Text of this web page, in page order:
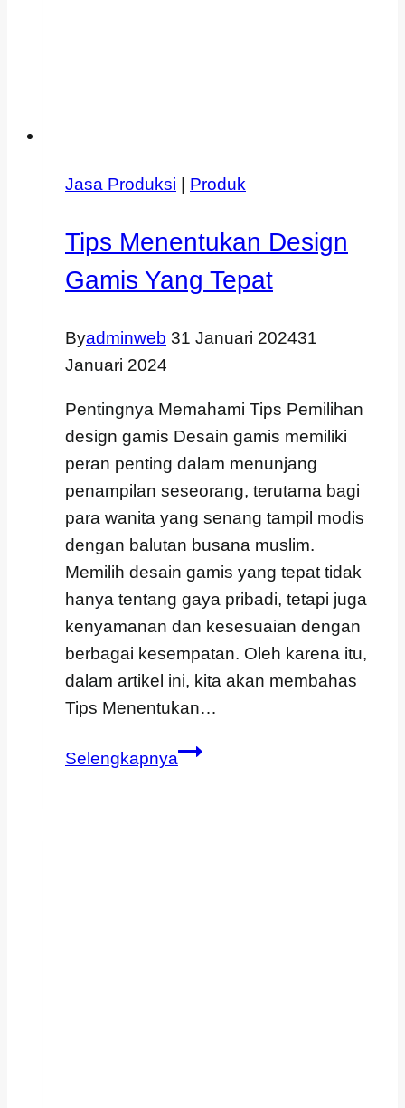
Jasa Produksi | Produk
Tips Menentukan Design
Gamis Yang Tepat
Byadminweb 31 Januari 202431
Januari 2024
Pentingnya Memahami Tips Pemilihan
design gamis Desain gamis memiliki
peran penting dalam menunjang
penampilan seseorang, terutama bagi
para wanita yang senang tampil modis
dengan balutan busana muslim.
Memilih desain gamis yang tepat tidak
hanya tentang gaya pribadi, tetapi juga
kenyamanan dan kesesuaian dengan
berbagai kesempatan. Oleh karena itu,
dalam artikel ini, kita akan membahas
Tips Menentukan…
SelengkapnyaTips